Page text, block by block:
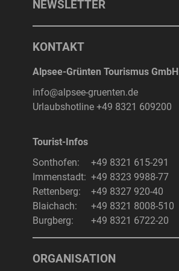
NEWSLETTER
KONTAKT
Alpsee-Grünten Tourismus GmbH
info@alpsee-gruenten.de
Urlaubshotline +49 8321 609200
Tourist-Infos
Sonthofen:
+49 8321 615-291
Immenstadt: +49 8323 9988-77
Rettenberg:
+49 8327 920-40
Blaichach:
+49 8321 8008-510
Burgberg:
+49 8321 6722-20
ORGANISATION